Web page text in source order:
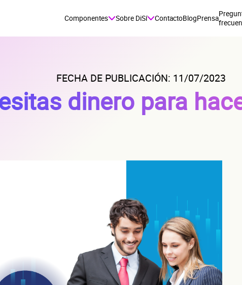
Componentes Sobre DiSí ContactoBlogPrensa
FECHA DE PUBLICACIÓN: 11/07/2023
dinero para